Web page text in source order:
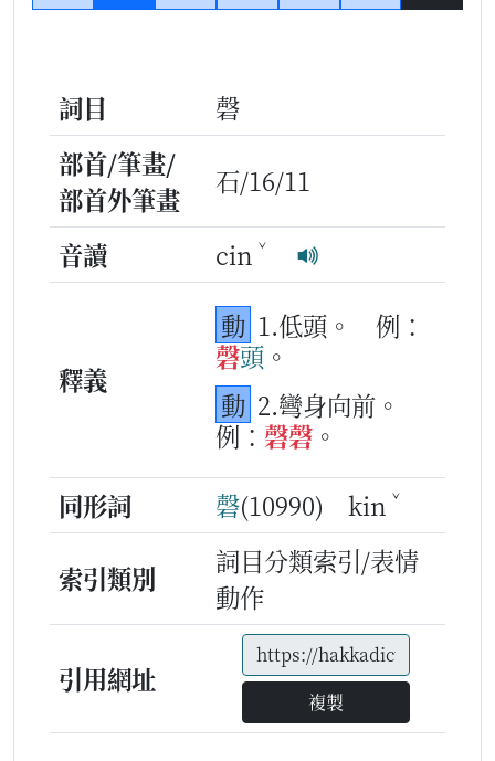
詞目
磬
部首/筆畫/
部首外筆畫
石/16/11
音讀 cin ˇ
釋義
動 1.低頭。
例：
磬頭 。
動 2.彎身向前。
例： 磬磬 。
同形詞
磬(10990) kin ˇ
索引類別
詞目分類索引/表情
動作
引用網址
複製